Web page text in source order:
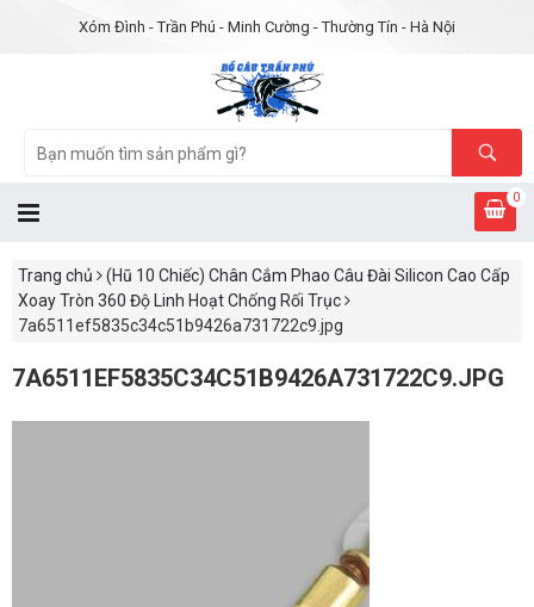
Xóm Đình - Trần Phú - Minh Cường - Thường Tín - Hà Nội
0
Trang chủ
(Hũ 10 Chiếc) Chân Cắm Phao Câu Đài Silicon Cao Cấp
Xoay Tròn 360 Độ Linh Hoạt Chống Rối Trục
7a6511ef5835c34c51b9426a731722c9.jpg
7A6511EF5835C34C51B9426A731722C9.JPG